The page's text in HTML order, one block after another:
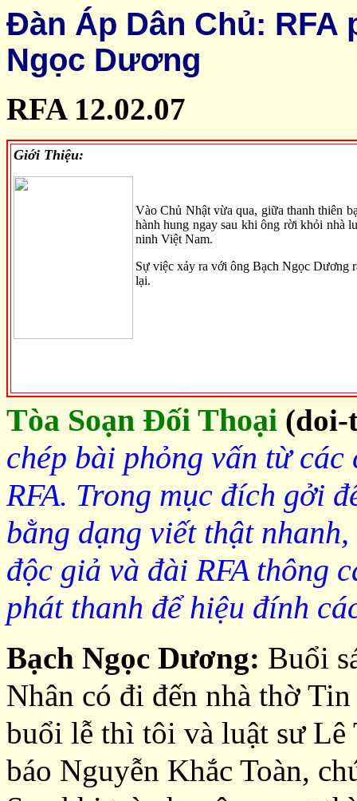
Đàn Áp Dân Chủ: RFA
Ngọc Dương
RFA 12.02.07
Giới Thiệu:
Vào Chủ Nhật vừa qua, giữa thanh thiên
hành hung ngay sau khi ông rời khỏi nhà
ninh Việt Nam.
Sự việc xảy ra với ông Bạch Ngọc Dương
lại.
Tòa Soạn Đối Thoại (doi-
chép bài phỏng vấn từ
RFA. Trong mục đích gởi
bằng dạng viết thật
độc giả và đài RFA thông
phát thanh để hiệu đính
Bạch Ngọc Dương: Buổi
Nhân có đi đến nhà thờ
buổi lễ thì tôi và luật sư Lê
báo Nguyễn Khắc Toàn,